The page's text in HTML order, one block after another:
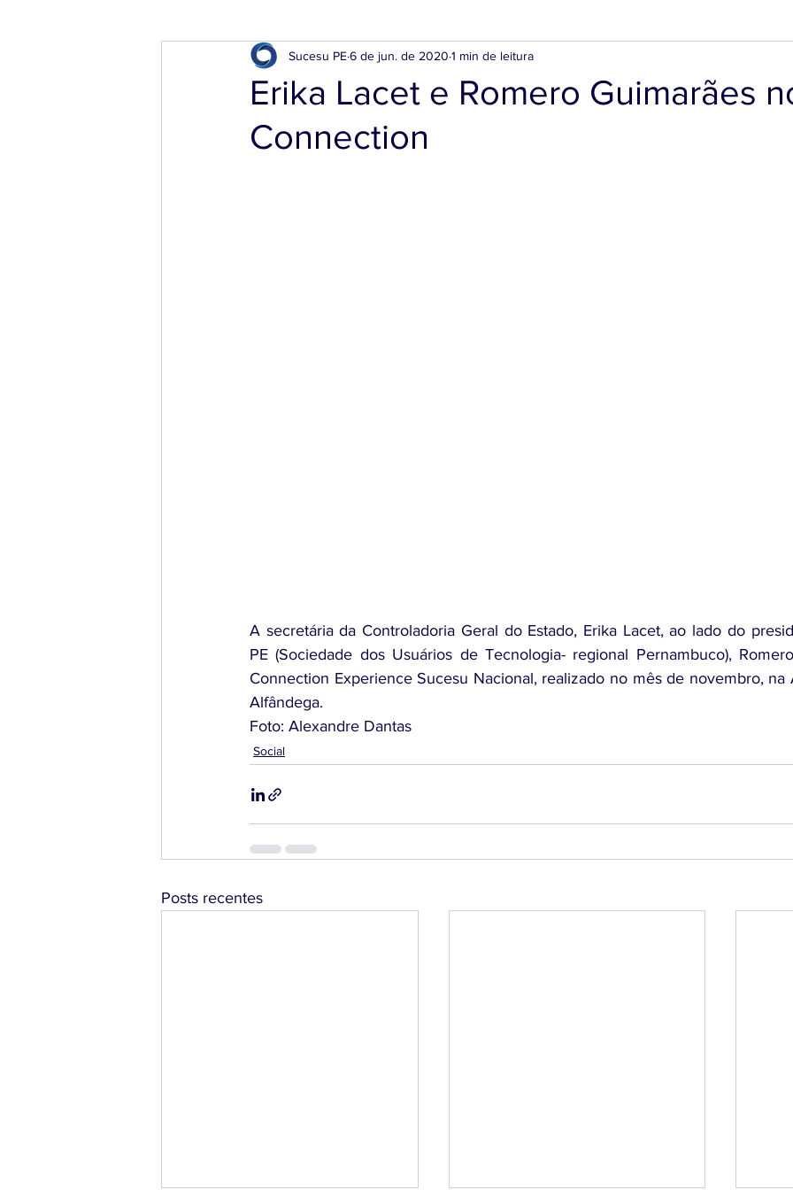
Erika Lacet e Romero Guimarães
Connection
Sucesu PE6 de jun. de 2020 1 min de leitura
A secretária da Controladoria Geral do Estado, Erika Lacet, ao lado do
PE (Sociedade dos Usuários de Tecnologia- regional Pernambuco),
Connection Experience Sucesu Nacional, realizado no mês de novembro, na
Alfândega.
Foto: Alexandre Dantas
Social
Posts recentes